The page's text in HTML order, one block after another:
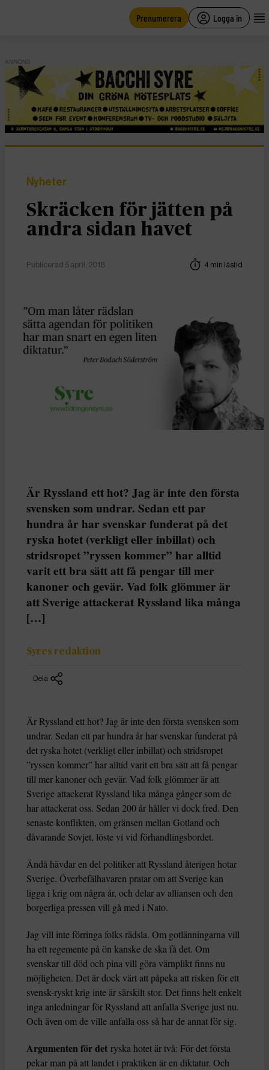
Prenumerera Logga in
ANNONS
Nyheter
Skräcken för jätten på
andra sidan havet
Publicerad 5 april, 2018 4 min lästid
Är Ryssland ett hot? Jag är inte den första
svensken som undrar. Sedan ett par
hundra år har svenskar funderat på det
ryska hotet (verkligt eller inbillat) och
stridsropet ”ryssen kommer” har alltid
varit ett bra sätt att få pengar till mer
kanoner och gevär. Vad folk glömmer är
att Sverige attackerat Ryssland lika många
[…]
Syres redaktion
Dela
Är Ryssland ett hot? Jag är inte den första svensken som
undrar. Sedan ett par hundra år har svenskar funderat på
det ryska hotet (verkligt eller inbillat) och stridsropet
”ryssen kommer” har alltid varit ett bra sätt att få pengar
till mer kanoner och gevär. Vad folk glömmer är att
Sverige attackerat Ryssland lika många gånger som de
har attackerat oss. Sedan 200 år håller vi dock fred. Den
senaste konflikten, om gränsen mellan Gotland och
dåvarande Sovjet, löste vi vid förhandlingsbordet.
Ändå hävdar en del politiker att Ryssland återigen hotar
Sverige. Överbefälhavaren pratar om att Sverige kan
ligga i krig om några år, och delar av alliansen och den
borgerliga pressen vill gå med i Nato.
Jag vill inte förringa folks rädsla. Om gotlänningarna vill
ha ett regemente på ön kanske de ska få det. Om
svenskar till död och pina vill göra värnplikt finns nu
möjligheten. Det är dock värt att påpeka att risken för ett
svensk-ryskt krig inte är särskilt stor. Det finns helt enkelt
inga anledningar för Ryssland att anfalla Sverige just nu.
Och även om de ville anfalla oss så har de annat för sig.
Argumenten för det ryska hotet är två: För det första
pekar man på att landet i praktiken är en diktatur. Och